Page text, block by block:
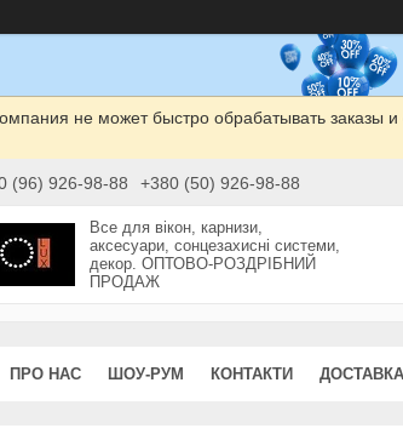
не может быстро обрабатывать заказы
(96) 926-98-88 +380 (50) 926-98-88
Все для вікон, карнизи,
аксесуари, сонцезахисні системи,
декор. ОПТОВО-РОЗДРІБНИЙ
ПРОДАЖ
ПРО НАС ШОУ-РУМ КОНТАКТИ